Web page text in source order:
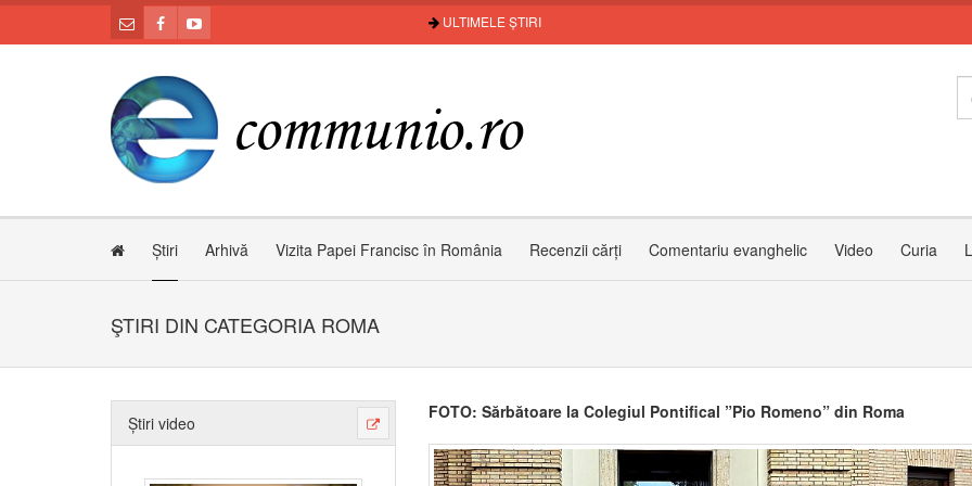
ULTIMELE ȘTIRI
Știri Arhivă Vizita Papei Francisc în România Recenzii cărți Comentariu evanghelic Video Curia
ŞTIRI DIN CATEGORIA ROMA
Știri video
FOTO: Sărbătoare la Colegiul Pontifical ”Pio Romeno” din Roma